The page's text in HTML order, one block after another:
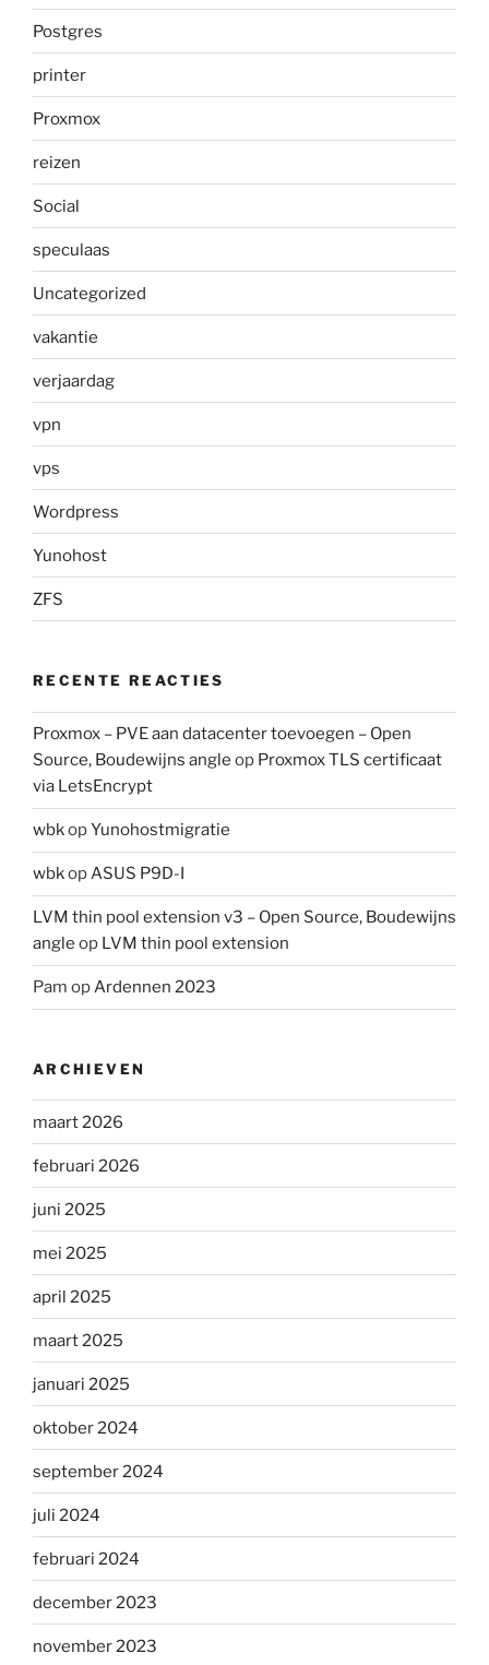
Postgres
printer
Proxmox
reizen
Social
speculaas
Uncategorized
vakantie
verjaardag
vpn
vps
Wordpress
Yunohost
ZFS
RECENTE REACTIES
Proxmox – PVE aan datacenter toevoegen – Open
Source, Boudewijns angle op Proxmox TLS certificaat
via LetsEncrypt
wbkopYunohostmigratie
wbkopASUS P9D-I
LVM thin pool extension v3 – Open Source, Boudewijns
angle op LVM thin pool extension
Pam opArdennen 2023
ARCHIEVEN
maart 2026
februari 2026
juni 2025
mei 2025
april 2025
maart 2025
januari 2025
oktober 2024
september 2024
juli 2024
februari 2024
december 2023
november 2023